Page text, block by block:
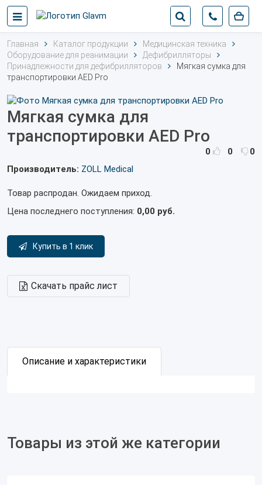
Главная Каталог продукции
Медицинская техника
Оборудование для реанимации
Дефибрилляторы
Принадлежности для дефибрилляторов
Мягкая сумка для
транспортировки AED Pro
Мягкая сумка для
транспортировки AED Pro
0 0
0
Производитель: ZOLL Medical
Товар распродан. Ожидаем приход.
Цена последнего поступления: 0,00 руб.
Купить в 1 клик
Скачать прайс лист
Описание и характеристики
Товары из этой же категории